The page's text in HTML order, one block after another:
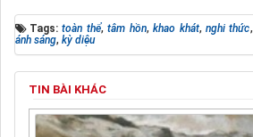
Tags:toàn thể,tâm hồn,khao khát,nghi thức,
ánh sáng, kỳ diệu
TIN BÀI KHÁC